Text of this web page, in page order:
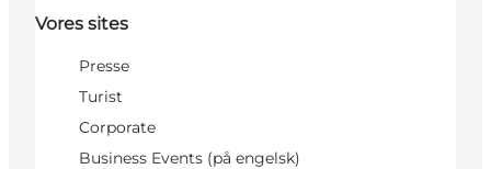
Vores sites
Presse
Turist
Corporate
Business Events (på engelsk)